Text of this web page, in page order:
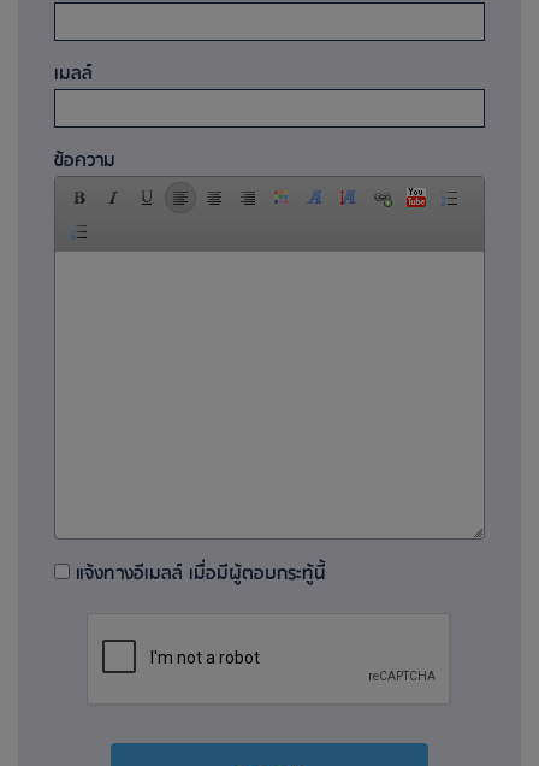
เมลล์
ข้อความ
แจ้งทางอีเมลล์ เมื่อมีผู้ตอบกระทู้นี้